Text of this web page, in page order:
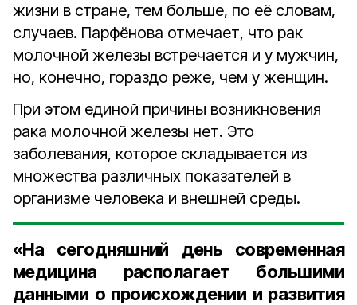
жизни в стране, тем больше, по её словам,
случаев. Парфёнова отмечает, что рак
молочной железы встречается и у мужчин,
но, конечно, гораздо реже, чем у женщин.
При этом единой причины возникновения
рака молочной железы нет. Это
заболевания, которое складывается из
множества различных показателей в
организме человека и внешней среды.
«На сегодняшний день современная
медицина располагает большими
данными о происхождении и развития